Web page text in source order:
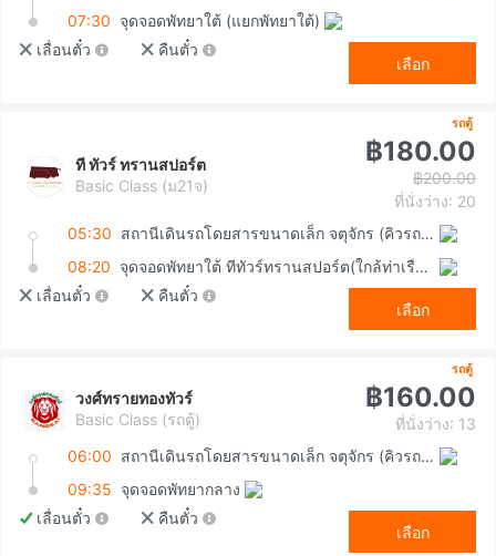
07:30 จุดจอดพัทยาใต้ (แยกพัทยาใต้)
เลื่อนตั๋ว
คืนตั๋ว
เลือก
รถตู้
ที ทัวร์ ทรานสปอร์ต
Basic Class (ม21จ)
฿180.00
฿200.00
ที่นั่งว่าง: 20
05:30
สถานีเดินรถโดยสารขนาดเล็ก จตุจักร (คิวรถตู้หมอชิต 2)
08:20
จุดจอดพัทยาใต้ ทีทัวร์ทรานสปอร์ต(ใกล้ท่าเรือแหลมบาลีฮาย)
เลื่อนตั๋ว
คืนตั๋ว
เลือก
รถตู้
วงศ์ทรายทองทัวร์
Basic Class (รถตู้)
฿160.00
ที่นั่งว่าง: 13
06:00
สถานีเดินรถโดยสารขนาดเล็ก จตุจักร (คิวรถตู้หมอชิต 2)
09:35 จุดจอดพัทยากลาง
เลื่อนตั๋ว
คืนตั๋ว
เลือก